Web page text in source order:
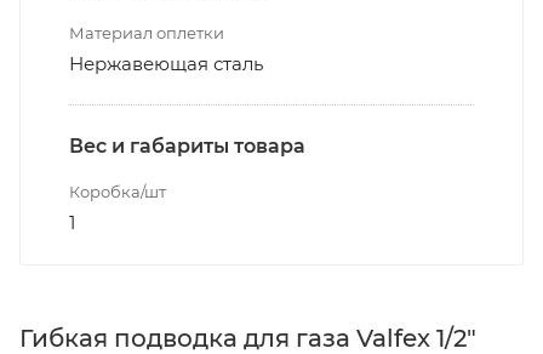
Материал оплетки
Нержавеющая сталь
Вес и габариты товара
Коробка/шт
1
Гибкая подводка для газа Valfex 1/2"